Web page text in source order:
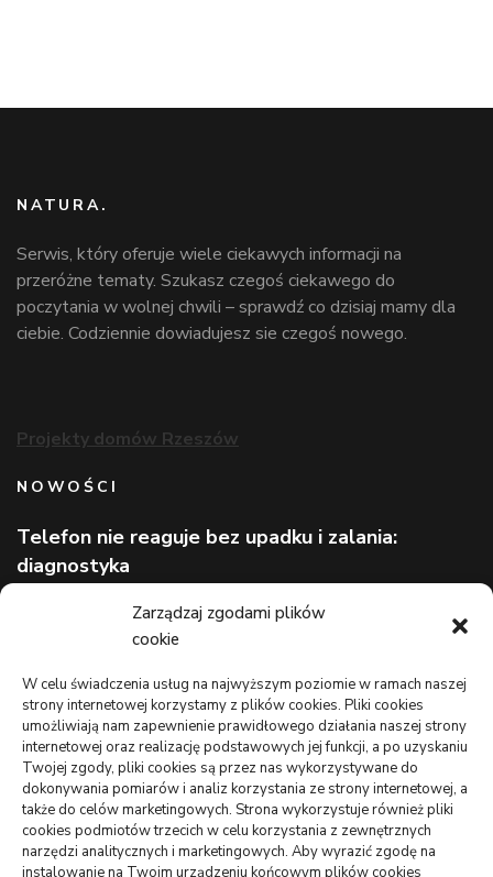
Zarządzaj zgodami plików
cookie
W celu świadczenia usług na najwyższym poziomie w ramach naszej
strony internetowej korzystamy z plików cookies. Pliki cookies
umożliwiają nam zapewnienie prawidłowego działania naszej strony
internetowej oraz realizację podstawowych jej funkcji, a po uzyskaniu
Twojej zgody, pliki cookies są przez nas wykorzystywane do
dokonywania pomiarów i analiz korzystania ze strony internetowej, a
także do celów marketingowych. Strona wykorzystuje również pliki
cookies podmiotów trzecich w celu korzystania z zewnętrznych
narzędzi analitycznych i marketingowych. Aby wyrazić zgodę na
instalowanie na Twoim urządzeniu końcowym plików cookies
NATURA.
Serwis, który oferuje wiele ciekawych informacji na
przeróżne tematy. Szukasz czegoś ciekawego do
poczytania w wolnej chwili – sprawdź co dzisiaj mamy dla
ciebie. Codziennie dowiadujesz sie czegoś nowego.
Projekty domów Rzeszów
NOWOŚCI
Telefon nie reaguje bez upadku i zalania:
diagnostyka
Wizerunek eksperta bez rozpoznawalnej marki
Lekarz bez kolejki na wakacjach: gdzie szukać
pomocy
TO WARTO CZYTAĆ
Monitoring oferowany przez Agencję Ochrony Votum z
Bydgoszczy
Crunchysnack: spory wybór smacznych zagryzek
Jak można uniknąć dodatkowych kosztów podczas